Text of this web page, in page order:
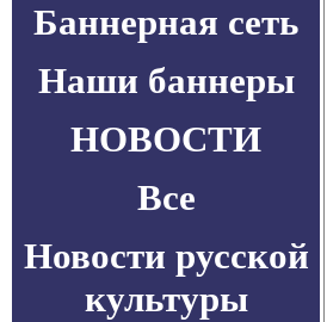
Баннерная сеть
Наши баннеры
НОВОСТИ
Все
Новости русской
культуры